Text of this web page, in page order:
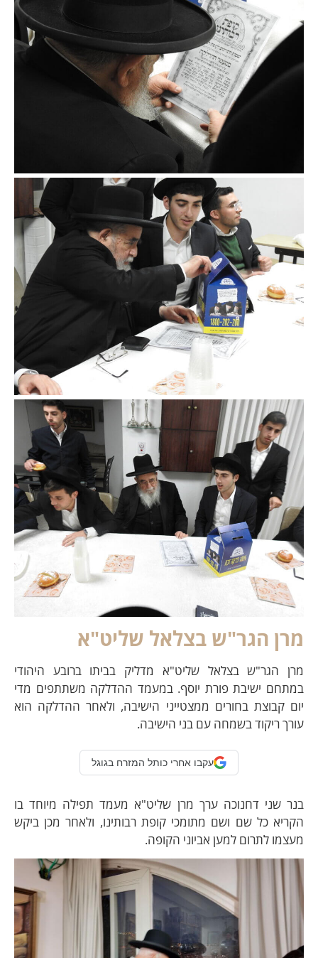
מרן הגר"ש בצלאל שליט"א
מרן הגר"ש בצלאל שליט"א מדליק בביתו ברובע היהודי
במתחם ישיבת פורת יוסף. במעמד ההדלקה משתתפים מדי
יום קבוצת בחורים ממצטייני הישיבה, ולאחר ההדלקה הוא
עורך ריקוד בשמחה עם בני הישיבה.
עקבו אחרי כותל המזרח בגוגל
בנר שני דחנוכה ערך מרן שליט"א מעמד תפילה מיוחד בו
הקריא כל שם ושם מתומכי קופת רבותינו, ולאחר מכן ביקש
מעצמו לתרום למען אביוני הקופה.